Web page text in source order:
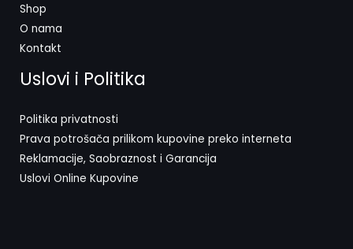
Shop
O nama
Kontakt
Uslovi i Politika
Politika privatnosti
Prava potrošača prilikom kupovine preko interneta
Reklamacije, Saobraznost i Garancija
Uslovi Online Kupovine